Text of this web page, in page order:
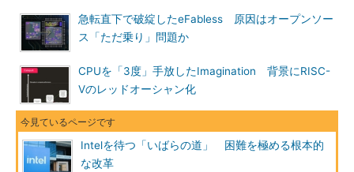
急転直下で破綻したeFabless 原因はオープンソー
ス「ただ乗り」問題か
CPUを「3度」手放したImagination 背景にRISC-
Vのレッドオーシャン化
Intelを待つ「いばらの道」 困難を極める根本的
な改革